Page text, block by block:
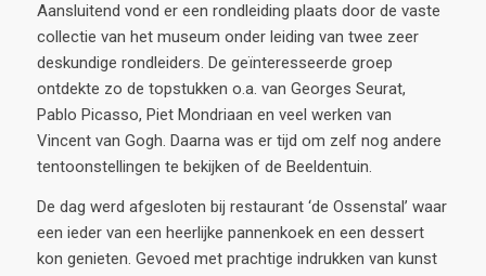
Aansluitend vond er een rondleiding plaats door de vaste
collectie van het museum onder leiding van twee zeer
deskundige rondleiders. De geïnteresseerde groep
ontdekte zo de topstukken o.a. van Georges Seurat,
Pablo Picasso, Piet Mondriaan en veel werken van
Vincent van Gogh. Daarna was er tijd om zelf nog andere
tentoonstellingen te bekijken of de Beeldentuin.
De dag werd afgesloten bij restaurant ‘de Ossenstal’ waar
een ieder van een heerlijke pannenkoek en een dessert
kon genieten. Gevoed met prachtige indrukken van kunst